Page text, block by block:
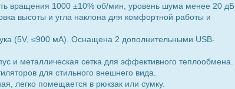
вращения 1000 ±10% об/мин, уровень шума менее 20 дБ.
высоты и угла наклона для комфортной работы и
(5V, ≤900 мА). Оснащена 2 дополнительными USB-
и металлическая сетка для эффективного теплообмена.
для стильного внешнего вида.
легко помещается в рюкзак или сумку.